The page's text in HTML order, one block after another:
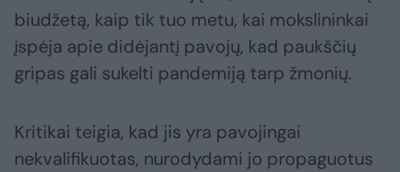
biudžetą, kaip tik tuo metu, kai mokslininkai
įspėja apie didėjantį pavojų, kad paukščių
gripas gali sukelti pandemiją tarp žmonių.
Kritikai teigia, kad jis yra pavojingai
nekvalifikuotas, nurodydami jo propaguotus